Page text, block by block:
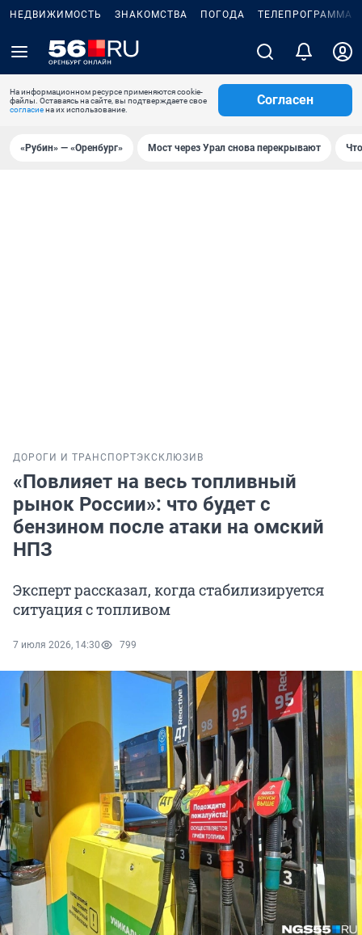
НЕДВИЖИМОСТЬ ЗНАКОМСТВА ПОГОДА ТЕЛЕПРОГРАММА
На информационном ресурсе применяются cookie-
файлы. Оставаясь на сайте, вы подтверждаете свое
согласиена их использование.
Согласен
«Рубин» — «Оренбург» Мост через Урал снова перекрывают
ДОРОГИ И ТРАНСПОРТЭКСКЛЮЗИВ
«Повлияет на весь топливный
рынок России»: что будет с
бензином после атаки на омский
НПЗ
Эксперт рассказал, когда стабилизируется
ситуация с топливом
7 июля 2026, 14:30 799